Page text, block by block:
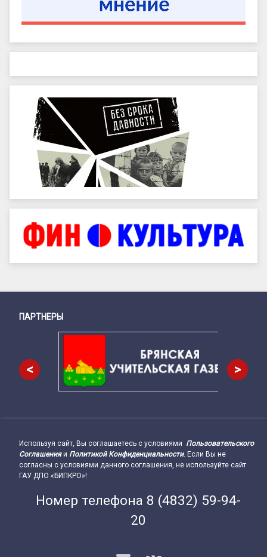
Снизу
ПАРТНЕРЫ
< >
Подвал сайта → влево
Используя сайт, Вы соглашаетесь с условиями Пользовательского
Соглашенияи Политикой Конфиденциальности. Если Вы не
согласны с условиями данного соглашения, не используйте сайт
ГАУ ДПО «БИПКРО»!
Номер телефона 8 (4832) 59-94-
20